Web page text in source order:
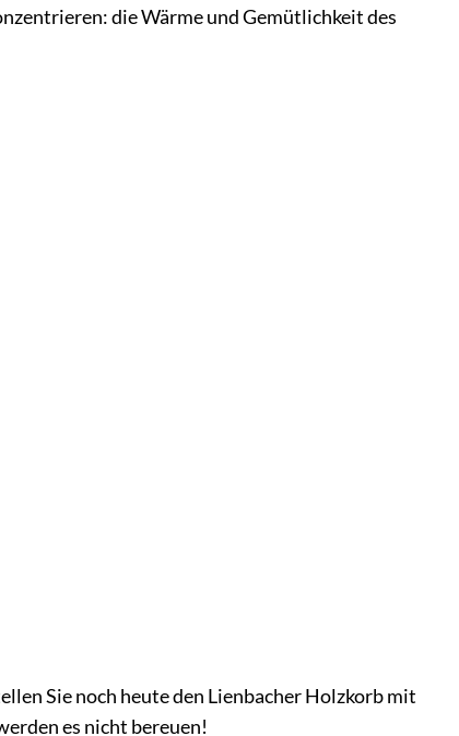
die Wärme und Gemütlichkeit des
Sie noch heute den Lienbacher Holzkorb mit
es nicht bereuen!